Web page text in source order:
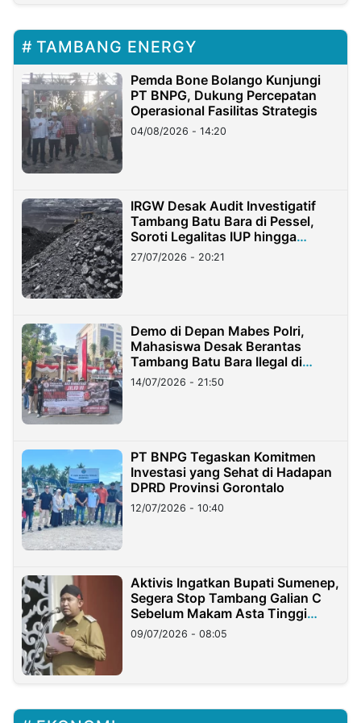
TAMBANG ENERGY
Pemda Bone Bolango Kunjungi
PT BNPG, Dukung Percepatan
Operasional Fasilitas Strategis
04/08/2026 - 14:20
IRGW Desak Audit Investigatif
Tambang Batu Bara di Pessel,
Soroti Legalitas IUP hingga
Stockpile
27/07/2026 - 20:21
Demo di Depan Mabes Polri,
Mahasiswa Desak Berantas
Tambang Batu Bara Ilegal di
Lampung
14/07/2026 - 21:50
PT BNPG Tegaskan Komitmen
Investasi yang Sehat di Hadapan
DPRD Provinsi Gorontalo
12/07/2026 - 10:40
Aktivis Ingatkan Bupati Sumenep,
Segera Stop Tambang Galian C
Sebelum Makam Asta Tinggi
Longsor
09/07/2026 - 08:05